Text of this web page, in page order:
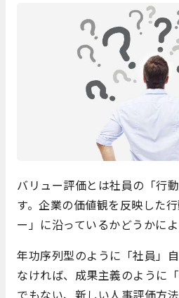
バリュー評価とは社員の「行
す。企業の価値観を反映した
ー」に沿っているかどうかによ
年功序列型のように「社員」
なければ、成果主義のように